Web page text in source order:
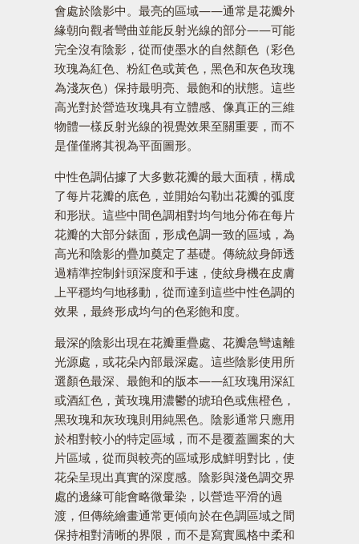
會處於陰影中。最亮的區域——通常是花瓣外
緣朝向觀者彎曲並能反射光線的部分——可能
完全沒有陰影，從而使墨水的自然顏色（彩色
玫瑰為紅色、粉紅色或黃色，黑色和灰色玫瑰
為淺灰色）保持最明亮、最飽和的狀態。這些
高光對於營造玫瑰具有立體感、像真正的三維
物體一樣反射光線的視覺效果至關重要，而不
是僅僅將其視為平面圖形。
中性色調佔據了大多數花瓣的最大面積，構成
了每片花瓣的底色，並開始勾勒出花瓣的弧度
和形狀。這些中間色調相對均勻地分佈在每片
花瓣的大部分錶面，形成色調一致的區域，為
高光和陰影的疊加奠定了基礎。傳統紋身師透
過精準控制針頭深度和手速，使紋身機在皮膚
上平穩均勻地移動，從而達到這些中性色調的
效果，最終形成均勻的色彩飽和度。
最深的陰影出現在花瓣重疊處、花瓣急彎遠離
光源處，或花朵內部最深處。這些陰影使用所
選顏色最深、最飽和的版本——紅玫瑰用深紅
或酒紅色，黃玫瑰用濃鬱的琥珀色或焦橙色，
黑玫瑰和灰玫瑰則用純黑色。陰影通常只應用
於相對較小的特定區域，而不是覆蓋圖案的大
片區域，從而與較亮的區域形成鮮明對比，使
花朵呈現出真實的深度感。陰影與淺色調交界
處的邊緣可能會略微暈染，以營造平滑的過
渡，但傳統繪畫通常更傾向於在色調區域之間
保持相對清晰的界限，而不是寫實風格中柔和